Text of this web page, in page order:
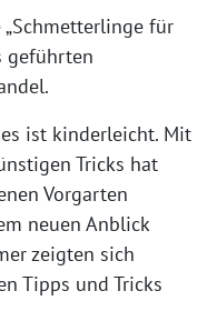
„Schmetterlinge für
geführten
ist kinderleicht. Mit
Tricks hat
Vorgarten
neuen Anblick
zeigten sich
Tipps und Tricks